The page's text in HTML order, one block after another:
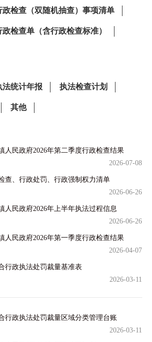
人民政府2026年第二季度行政检查结果
2026-07-08
查、行政处罚、行政强制权力清单
2026-06-26
人民政府2026年上半年执法过程信息
2026-06-26
人民政府2026年第一季度行政检查结果
2026-04-07
行政执法处罚裁量基准表
2026-03-11
行政执法处罚裁量区域分类管理台账
2026-03-11